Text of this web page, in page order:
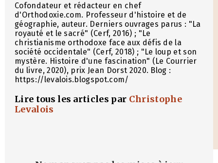
Cofondateur et rédacteur en chef
d'Orthodoxie.com. Professeur d'histoire et de
géographie, auteur. Derniers ouvrages parus : "La
royauté et le sacré" (Cerf, 2016) ; "Le
christianisme orthodoxe face aux défis de la
société occidentale" (Cerf, 2018) ; "Le loup et son
mystère. Histoire d'une fascination" (Le Courrier
du livre, 2020), prix Jean Dorst 2020. Blog :
https://levalois.blogspot.com/
Lire tous les articles par Christophe
Levalois